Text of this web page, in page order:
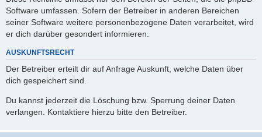
Software umfassen. Sofern der Betreiber in anderen Bereichen
seiner Software weitere personenbezogene Daten verarbeitet, wird
er dich darüber gesondert informieren.
AUSKUNFTSRECHT
Der Betreiber erteilt dir auf Anfrage Auskunft, welche Daten über
dich gespeichert sind.
Du kannst jederzeit die Löschung bzw. Sperrung deiner Daten
verlangen. Kontaktiere hierzu bitte den Betreiber.